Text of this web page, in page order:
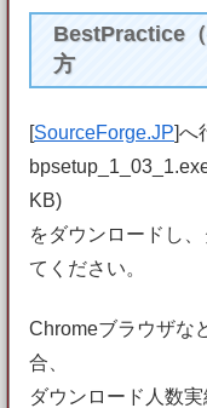
BestPractice
方
[SourceForge.JP]へ
KB)
をダウンロードし
てください。
Chromeブラウザな
合、
ダウンロード人数